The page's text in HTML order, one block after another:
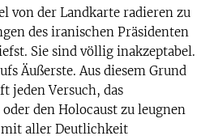
von der Landkarte radieren zu
des iranischen Präsidenten
Sie sind völlig inakzeptabel.
Äußerste. Aus diesem Grund
jeden Versuch, das
den Holocaust zu leugnen
aller Deutlichkeit